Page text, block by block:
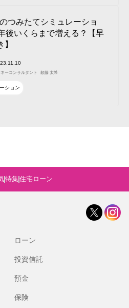
特集住宅ローン
つみたてシミュレーショ
後いくらまで増える？【早
】
ーコンサルタント 頼藤 太希
ション
ローン
投資信託
預金
保険